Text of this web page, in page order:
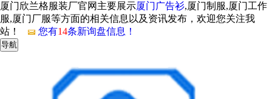
厦门欣兰格服装厂官网主要展示厦门广告衫,厦门制服,厦门工作
服,厦门厂服等方面的相关信息以及资讯发布，欢迎您关注我
站！
您有14条新询盘信息！
导航